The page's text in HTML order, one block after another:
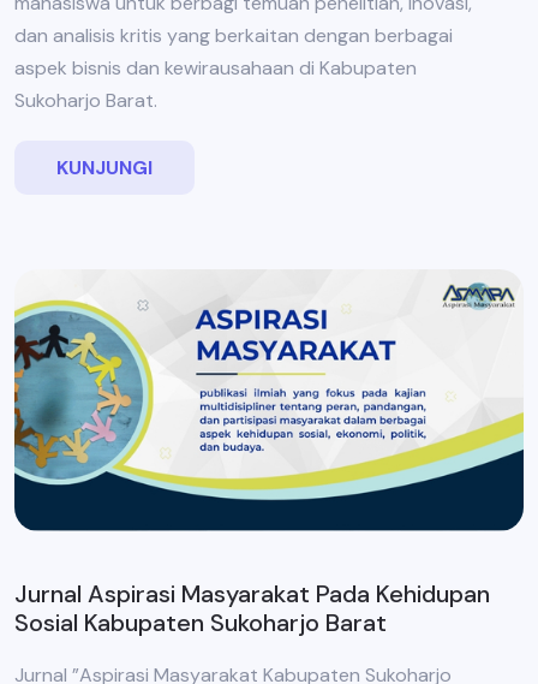
dan analisis kritis yang berkaitan dengan berbagai
aspek bisnis dan kewirausahaan di Kabupaten
Sukoharjo Barat.
KUNJUNGI
Jurnal Aspirasi Masyarakat Pada Kehidupan
Sosial Kabupaten Sukoharjo Barat
Jurnal ”Aspirasi Masyarakat Kabupaten Sukoharjo